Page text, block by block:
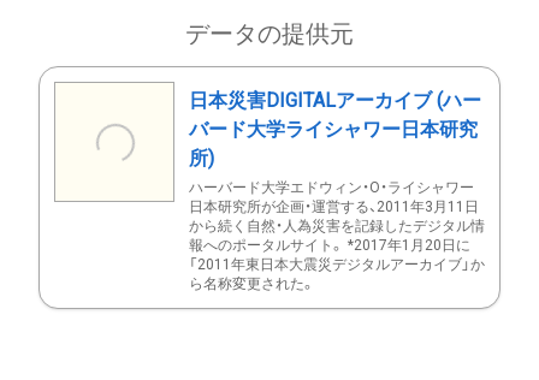
データの提供元
日本災害DIGITALアーカイブ (ハー
バード大学ライシャワー日本研究
所)
ハーバード大学エドウィン・O・ライシャワー
日本研究所が企画・運営する、2011年3月11日
から続く自然・人為災害を記録したデジタル情
報へのポータルサイト。 *2017年1月20日に
「2011年東日本大震災デジタルアーカイブ」か
ら名称変更された。